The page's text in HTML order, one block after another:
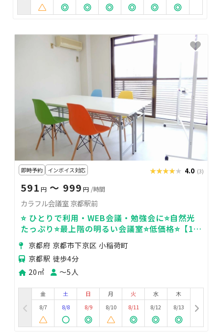
即時予約 インボイス対応 ★★★★★
★★★★★ 4.0 (3)
591 円〜 999 円 /時間
カラフル会議室 京都駅前
⭐️ ひとりで利用・WEB会議・勉強会に⭐️自然光
たっぷり⭐️最上階の明るい会議室⭐️低価格⭐️【1日
7,700円】⭐️＜カラフル会議室🌈＞
京都府 京都市下京区 小稲荷町
京都駅 徒歩4分
20㎡
〜5人
金
8/7
土
8/8
日
8/9
月
8/10
火
8/11
水
8/12
木
8/13